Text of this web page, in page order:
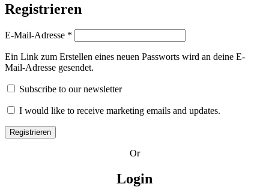
Registrieren
E-Mail-Adresse *
Ein Link zum Erstellen eines neuen Passworts wird an deine E-
Mail-Adresse gesendet.
Subscribe to our newsletter
I would like to receive marketing emails and updates.
Registrieren
Or
Login